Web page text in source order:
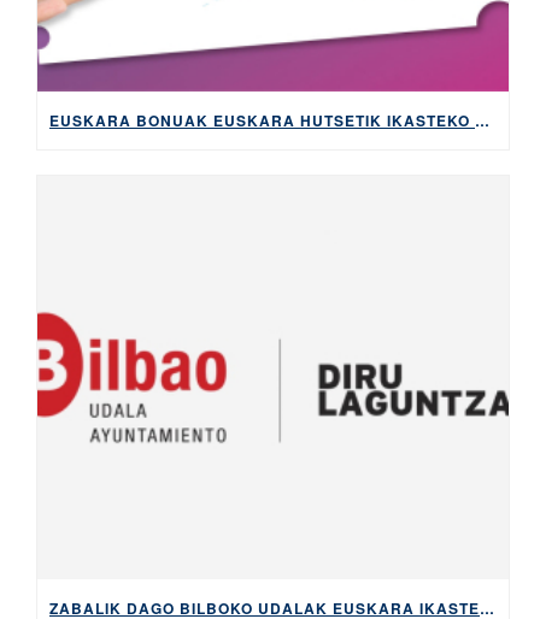
EUSKARA BONUAK EUSKARA HUTSETIK IKASTEKO KOSTUA ETA BUROKRAZIA MURRIZTUKO DITU
ZABALIK DAGO BILBOKO UDALAK EUSKARA IKASTEKO ESKAINTZEN DITUEN DIRULAGUNTZAK ESKATZEKO EPEA, 2026KO MAIATZAREN 5ERA ARTE